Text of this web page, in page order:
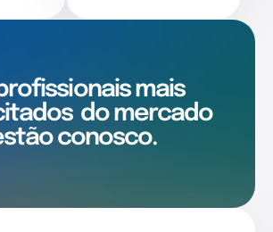
mais
do mercado
conosco.